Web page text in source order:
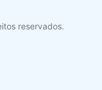
reservados.